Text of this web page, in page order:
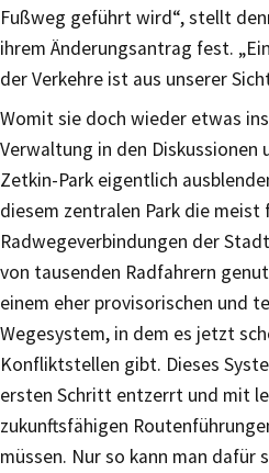
Fußweg geführt wird“, stellt
ihrem Änderungsantrag fest.
der Verkehre ist aus unserer
Womit sie doch wieder etwas
Verwaltung in den Diskussionen
Zetkin-Park eigentlich
diesem zentralen Park die
Radwegeverbindungen der
von tausenden Radfahrern
einem eher provisorischen und
Wegesystem, in dem es jetzt
Konfliktstellen gibt. Dieses
ersten Schritt entzerrt und mit
zukunftsfähigen
müssen. Nur so kann man dafür